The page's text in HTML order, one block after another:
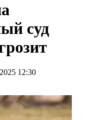
суд
12:30